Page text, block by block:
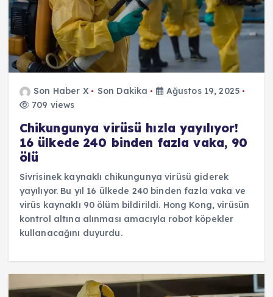
Son Haber X Son Dakika
Ağustos 19, 2025
709 views
Chikungunya virüsü hızla yayılıyor!
16 ülkede 240 binden fazla vaka, 90
ölü
Sivrisinek kaynaklı chikungunya virüsü giderek
yayılıyor. Bu yıl 16 ülkede 240 binden fazla vaka ve
virüs kaynaklı 90 ölüm bildirildi. Hong Kong, virüsün
kontrol altına alınması amacıyla robot köpekler
kullanacağını duyurdu.